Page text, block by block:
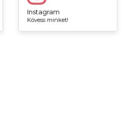
Instagram
Kövess minket!